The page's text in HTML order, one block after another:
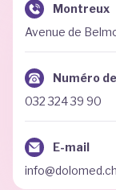
Montreux
Avenue de
Numéro
032 324 39 90
E-mail
info@dolomed.ch